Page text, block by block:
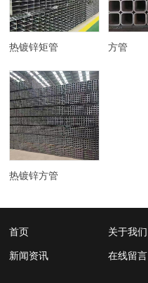
热镀锌矩管 方管
热镀锌方管
首页 关于我们
新闻资讯 在线留言